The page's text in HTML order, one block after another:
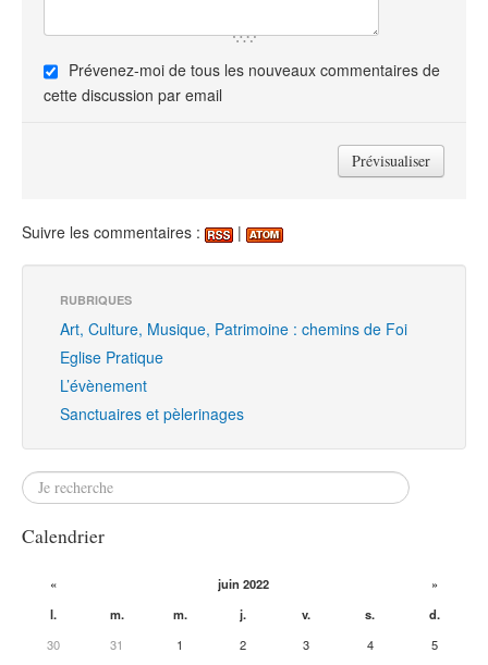
Prévenez-moi de tous les nouveaux commentaires de
cette discussion par email
Suivre les commentaires : |
RUBRIQUES
Art, Culture, Musique, Patrimoine : chemins de Foi
Eglise Pratique
L’évènement
Sanctuaires et pèlerinages
Calendrier
« juin 2022
»
l.
m. m. j. v. s.
d.
30
31 1 2 3 4
5